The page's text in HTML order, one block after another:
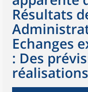
Résultats
Echanges
: Des
réalisations